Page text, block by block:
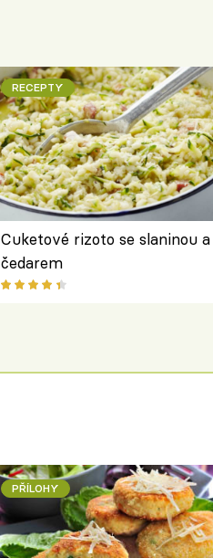
RECEPTY
Cuketové rizoto se slaninou a
čedarem
PŘÍLOHY